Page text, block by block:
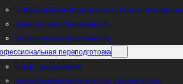
Промышленная безопасность.
Транспортная безопасность
Экологическая безопасность
переподготовка
Проф. образование
Teхносферная безопасность. Охрана труда